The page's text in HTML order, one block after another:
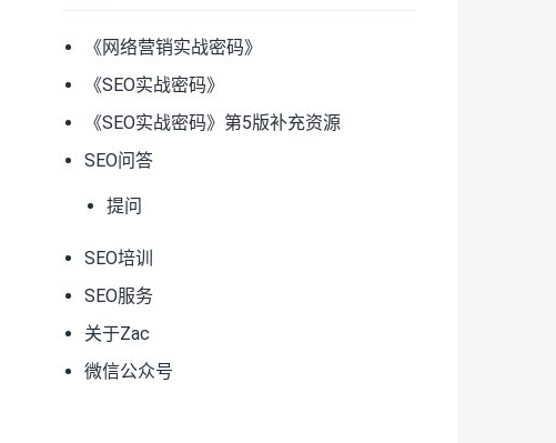
《网络营销实战密码》
《SEO实战密码》
《SEO实战密码》第5版补充资源
SEO问答
提问
SEO培训
SEO服务
关于Zac
微信公众号